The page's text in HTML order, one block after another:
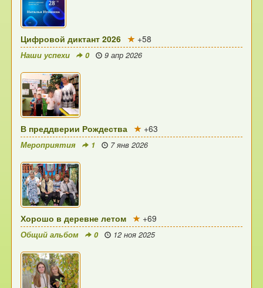
Цифровой диктант 2026 +58
Наши успехи 0 9 апр 2026
В преддверии Рождества +63
Мероприятия 1 7 янв 2026
Хорошо в деревне летом +69
Общий альбом 0 12 ноя 2025